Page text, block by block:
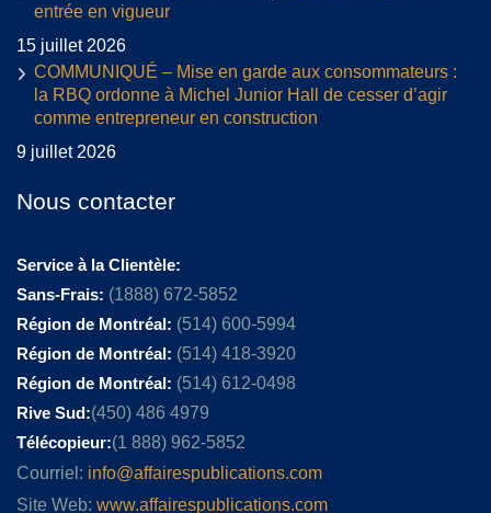
entrée en vigueur
15 juillet 2026
COMMUNIQUÉ – Mise en garde aux consommateurs :
la RBQ ordonne à Michel Junior Hall de cesser d’agir
comme entrepreneur en construction
9 juillet 2026
Nous contacter
Service à la Clientèle:
Sans-Frais: (1888) 672-5852
Région de Montréal: (514) 600-5994
Région de Montréal: (514) 418-3920
Région de Montréal: (514) 612-0498
Rive Sud:(450) 486 4979
Télécopieur:(1 888) 962-5852
Courriel: info@affairespublications.com
Site Web: www.affairespublications.com